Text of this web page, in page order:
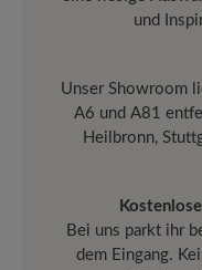
und
Unser Showroom
A6 und A81
Heilbronn,
Bei uns parkt ihr
dem Eingang.